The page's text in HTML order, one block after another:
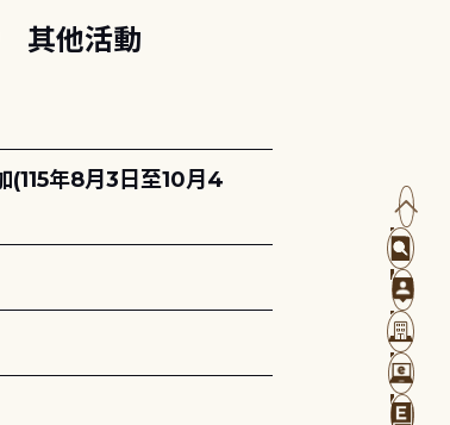
其他活動
(115年8月3日至10月4